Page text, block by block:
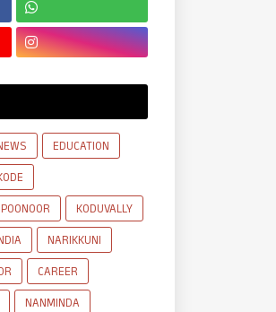
EDUCATION
POONOOR
KODUVALLY
NARIKKUNI
CAREER
NANMINDA